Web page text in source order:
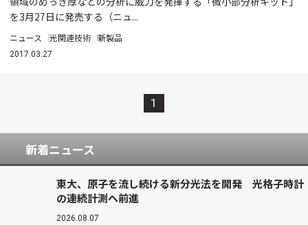
を3月27日に発売する（ニュ...
ニュース 光関連技術 新製品
2017.03.27
1
新着ニュース
東大、原子を流し続ける新分光法を開発 光格子時計
の連続計測へ前進
2026.08.07